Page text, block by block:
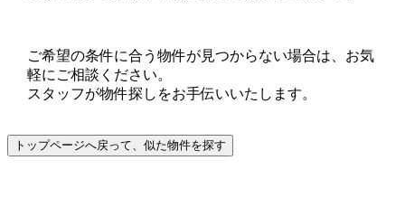
ご希望の条件に合う物件が見つからない場合は、お気
軽にご相談ください。
スタッフが物件探しをお手伝いいたします。